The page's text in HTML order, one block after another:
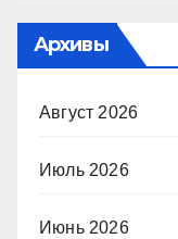
Архивы
Август 2026
Июль 2026
Июнь 2026